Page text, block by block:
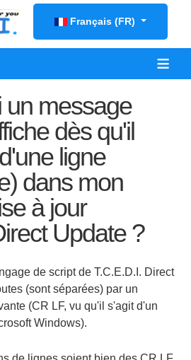
Sélectionnez votre langue
Français (FR)
≡
un message
dès qu'il
ligne
dans mon
à jour
Update ?
de script de T.C.E.D.I. Direct
(sont séparées) par un
(CR LF, vu qu'il s'agit d'un
Windows).